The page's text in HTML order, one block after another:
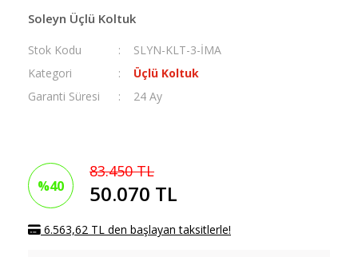
Soleyn Üçlü Koltuk
Stok Kodu
SLYN-KLT-3-İMA
Kategori
Üçlü Koltuk
Garanti Süresi
24 Ay
%40
83.450 TL
50.070 TL
6.563,62 TL den başlayan taksitlerle!